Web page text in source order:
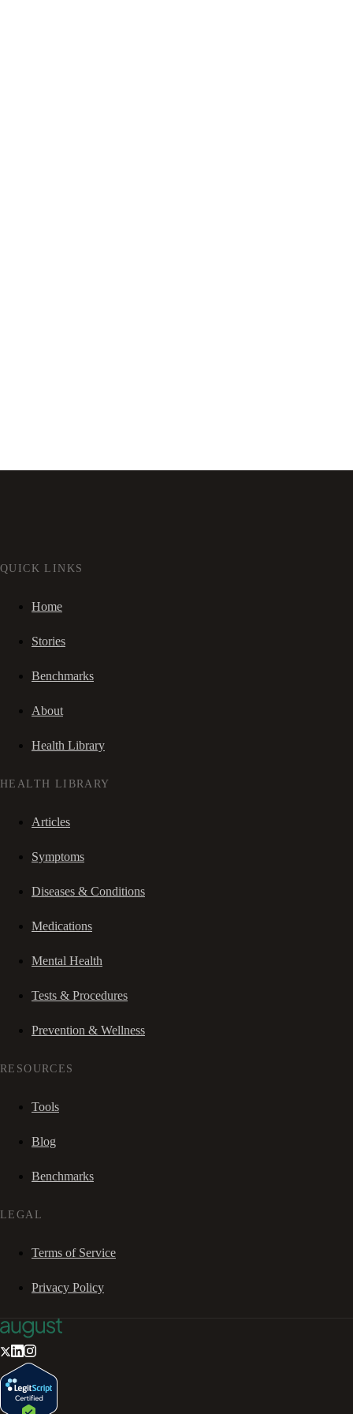
QUICK LINKS
Home
Stories
Benchmarks
About
Health Library
HEALTH LIBRARY
Articles
Symptoms
Diseases & Conditions
Medications
Mental Health
Tests & Procedures
Prevention & Wellness
RESOURCES
Tools
Blog
Benchmarks
LEGAL
Terms of Service
Privacy Policy